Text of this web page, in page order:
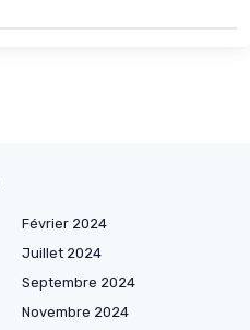
Février 2024
Juillet 2024
Septembre 2024
Novembre 2024